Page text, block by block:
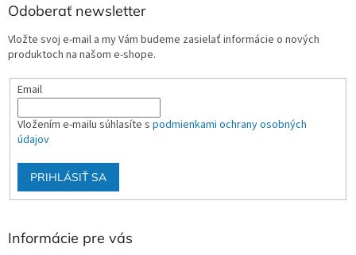
Odoberať newsletter
Vložte svoj e-mail a my Vám budeme zasielať informácie o nových
produktoch na našom e-shope.
Email
Vložením e-mailu súhlasíte s podmienkami ochrany osobných
údajov
PRIHLÁSIŤ SA
Informácie pre vás